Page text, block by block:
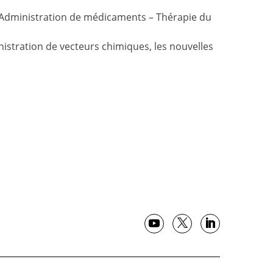
de médicaments – Thérapie du
de vecteurs chimiques, les nouvelles